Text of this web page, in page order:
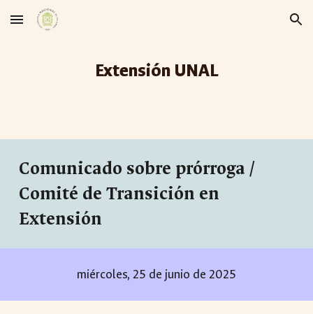
Skip to main content Skip to navigation
Extensión UNAL
Comunicado sobre prórroga /
Comité de Transición en
Extensión
miércoles, 25 de junio de 2025